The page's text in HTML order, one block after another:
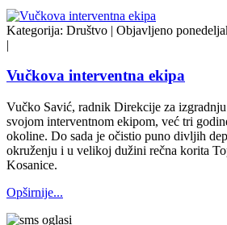
Kategorija: Društvo | Objavljeno
|
Vučkova interventna ekipa
Vučko Savić, radnik Direkcije za
svojom interventnom ekipom, već tri
okoline. Do sada je očistio puno divljih
okruženju i u velikoj dužini rečna korita
Kosanice.
Opširnije...